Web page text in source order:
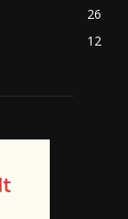
26
12